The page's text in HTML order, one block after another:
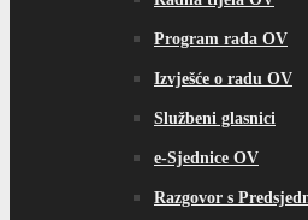
Program rada OV
Izvješće o radu OV
Službeni glasnici
e-Sjednice OV
Razgovor s